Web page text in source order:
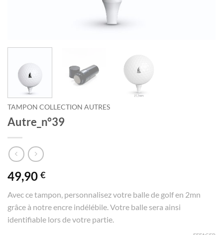
TAMPON COLLECTION AUTRES
Autre_n°39
49,90 €
Avec ce tampon, personnalisez votre balle de golf en 2mn
grâce à notre encre indélébile. Votre balle sera ainsi
identifiable lors de votre partie.